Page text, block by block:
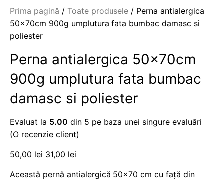
Prima pagină Toate produsele
Perna antialergica
50x70cm 900g umplutura fata bumbac damasc si
poliester
Perna antialergica 50x70cm
900g umplutura fata bumbac
damasc si poliester
Evaluat la 5.00 din 5 pe baza unei singure evaluări
(O recenzie client)
50,00lei 31,00 lei
Această pernă antialergică 50×70 cm cu față din